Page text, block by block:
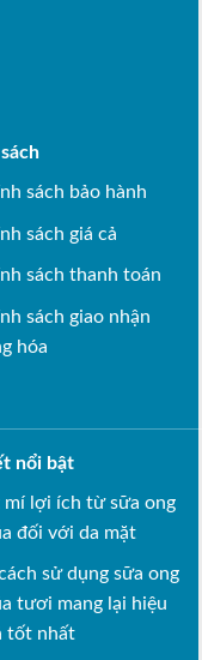
sách bảo hành
sách giá cả
sách thanh toán
sách giao nhận
hóa
nổi bật
mí lợi ích từ sữa ong
đối với da mặt
sử dụng sữa ong
tươi mang lại hiệu
tốt nhất